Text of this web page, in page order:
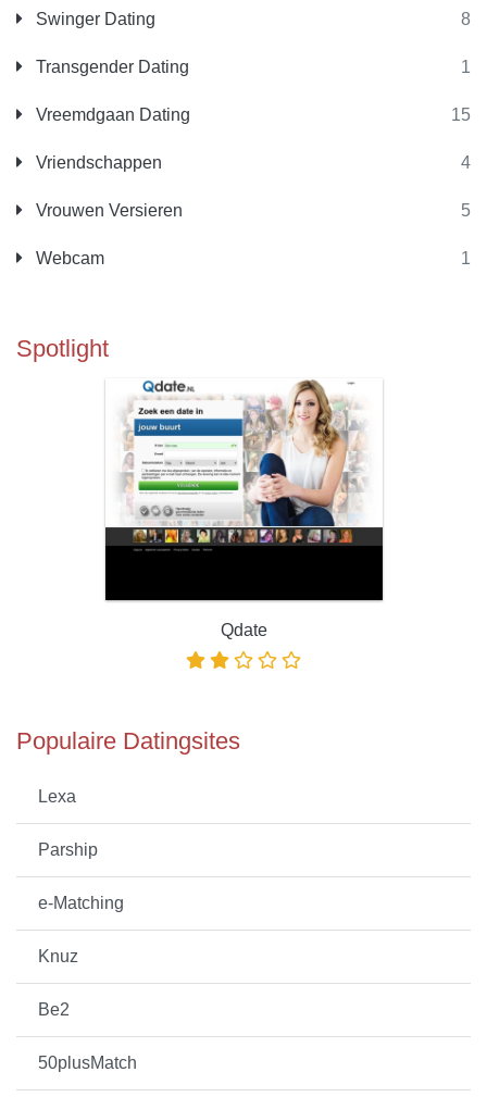
Swinger Dating 8
Transgender Dating 1
Vreemdgaan Dating 15
Vriendschappen 4
Vrouwen Versieren 5
Webcam 1
Spotlight
Qdate
Populaire Datingsites
Lexa
Parship
e-Matching
Knuz
Be2
50plusMatch